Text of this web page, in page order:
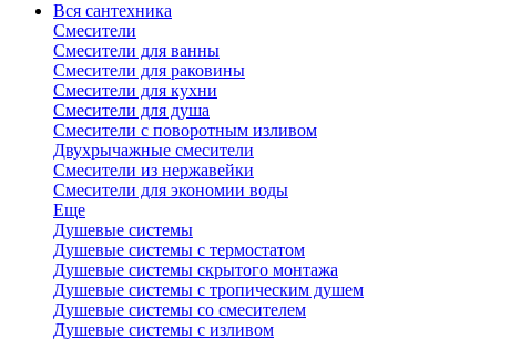
Вся сантехника
Смесители
Смесители для ванны
Смесители для раковины
Смесители для кухни
Смесители для душа
Смесители с поворотным изливом
Двухрычажные смесители
Смесители из нержавейки
Смесители для экономии воды
Еще
Душевые системы
Душевые системы с термостатом
Душевые системы скрытого монтажа
Душевые системы с тропическим душем
Душевые системы со смесителем
Душевые системы с изливом